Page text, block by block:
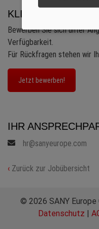
KLINGT
Bewerben Sie sich unter
Verfügbarkeit.
Für Rückfragen stehen wir
Jetzt bewerben!
IHR
hr@sanyeurope.com
‹ Zurück zur Jobübersicht
© 2026 SANY Europe
Datenschutz |